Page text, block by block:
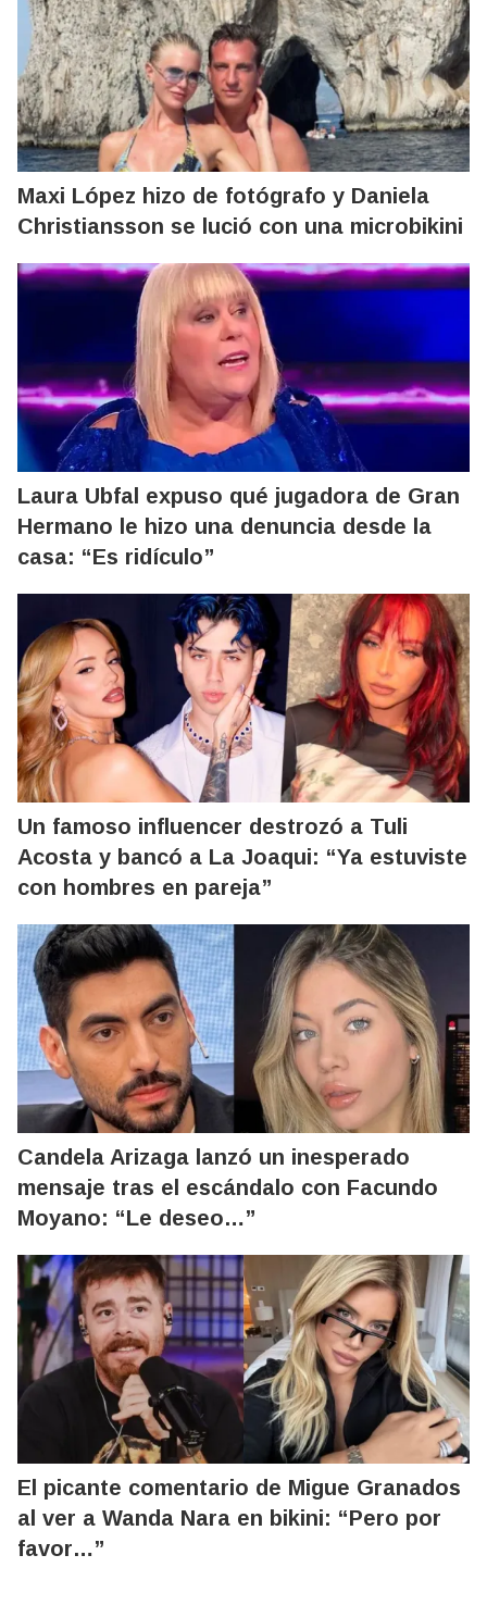
Maxi López hizo de fotógrafo y Daniela
Christiansson se lució con una microbikini
Laura Ubfal expuso qué jugadora de Gran
Hermano le hizo una denuncia desde la
casa: “Es ridículo”
Un famoso influencer destrozó a Tuli
Acosta y bancó a La Joaqui: “Ya estuviste
con hombres en pareja”
Candela Arizaga lanzó un inesperado
mensaje tras el escándalo con Facundo
Moyano: “Le deseo…”
El picante comentario de Migue Granados
al ver a Wanda Nara en bikini: “Pero por
favor…”